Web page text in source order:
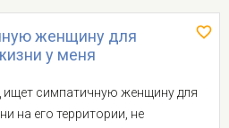
женщину для
у меня
симпатичную женщину для
на его территории, не